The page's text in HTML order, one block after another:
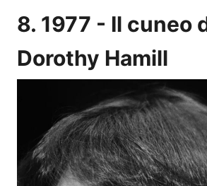
8. 1977 - Il cuneo
Dorothy Hamill